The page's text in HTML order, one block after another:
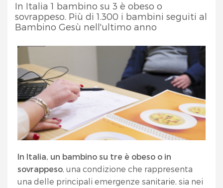
In Italia 1 bambino su 3 è obeso o
sovrappeso. Più di 1.300 i bambini seguiti al
Bambino Gesù nell'ultimo anno
In Italia, un bambino su tre è obeso o in
sovrappeso, una condizione che rappresenta
una delle principali emergenze sanitarie, sia nei